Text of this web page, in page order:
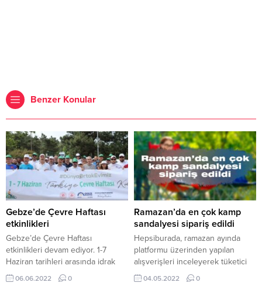
Benzer Konular
Gebze’de Çevre Haftası
etkinlikleri
Gebze’de Çevre Haftası
etkinlikleri devam ediyor. 1-7
Haziran tarihleri arasında idrak
edilen Çevre Haftası kapsamında
06.06.2022 0
Ramazan’da en çok kamp
sandalyesi sipariş edildi
Hepsiburada, ramazan ayında
platformu üzerinden yapılan
alışverişleri inceleyerek tüketici
eğilimlerini açıkladı. Verilere göre,
04.05.2022 0